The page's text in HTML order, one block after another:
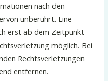
nach den
unberührt. Eine
erst ab dem Zeitpunkt
möglich. Bei
Rechtsverletzungen
entfernen.